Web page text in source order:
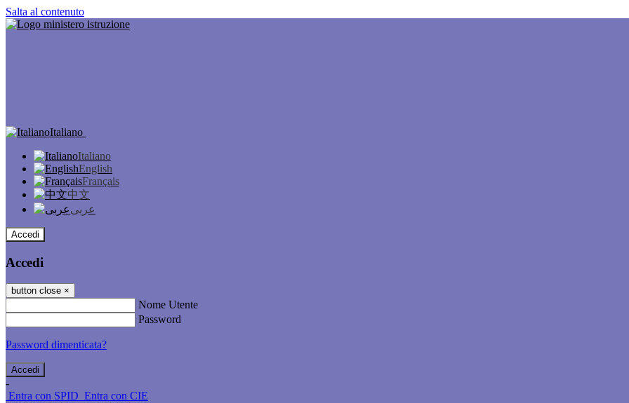
Salta al contenuto
Italiano
Italiano
English
Français
中文
عربى
Accedi
Accedi
button close ×
Nome Utente
Password
Password dimenticata?
-
Entra con SPID Entra con CIE